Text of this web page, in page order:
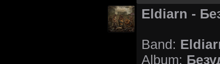
Eldiarn -
Band:
Album: